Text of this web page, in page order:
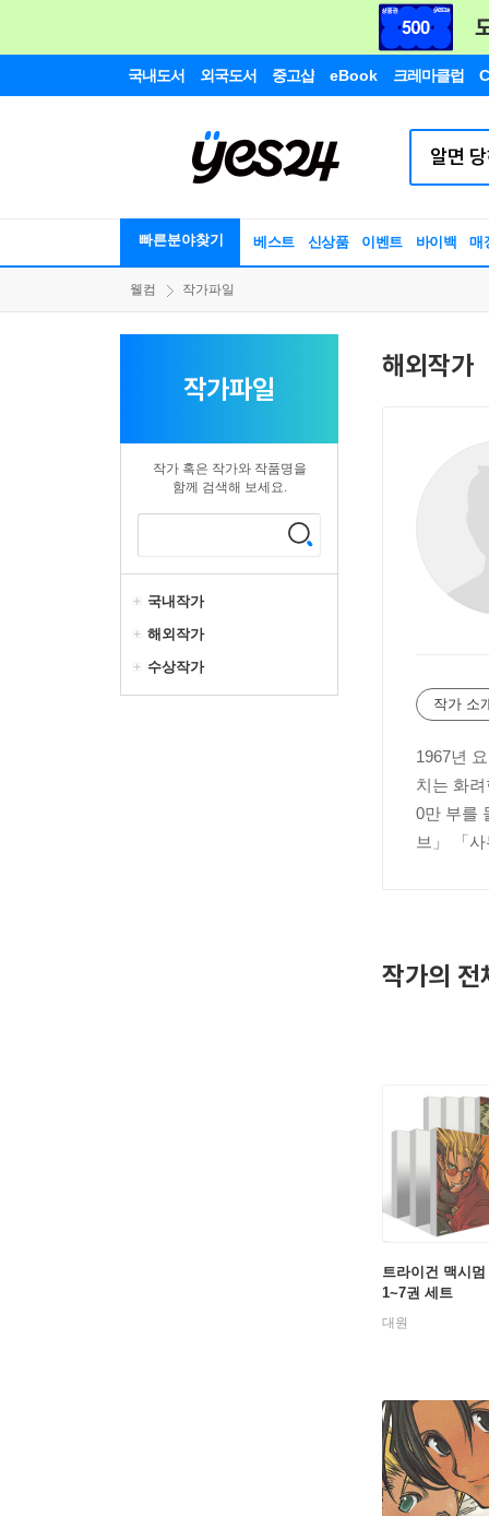
국내도서 외국도서 중고샵 eBook 크레마클럽
빠른분야찾기 베스트 신상품 이벤트 바이백 매
웰컴 작가파일
작가파일
작가 혹은 작가와 작품명을
함께 검색해 보세요.
국내작가
해외작가
수상작가
해외작가
작가 소
1967년
치는 화
0만 부를
브」 「
작가의 전
트라이건 맥시
1~7권 세트
대원